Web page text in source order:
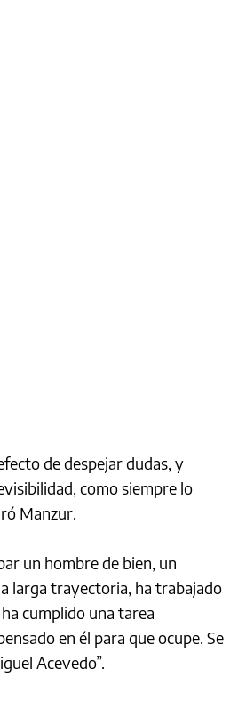
de despejar dudas, y
como siempre lo
Manzur.
un hombre de bien, un
larga trayectoria, ha trabajado
cumplido una tarea
en él para que ocupe. Se
Acevedo”.